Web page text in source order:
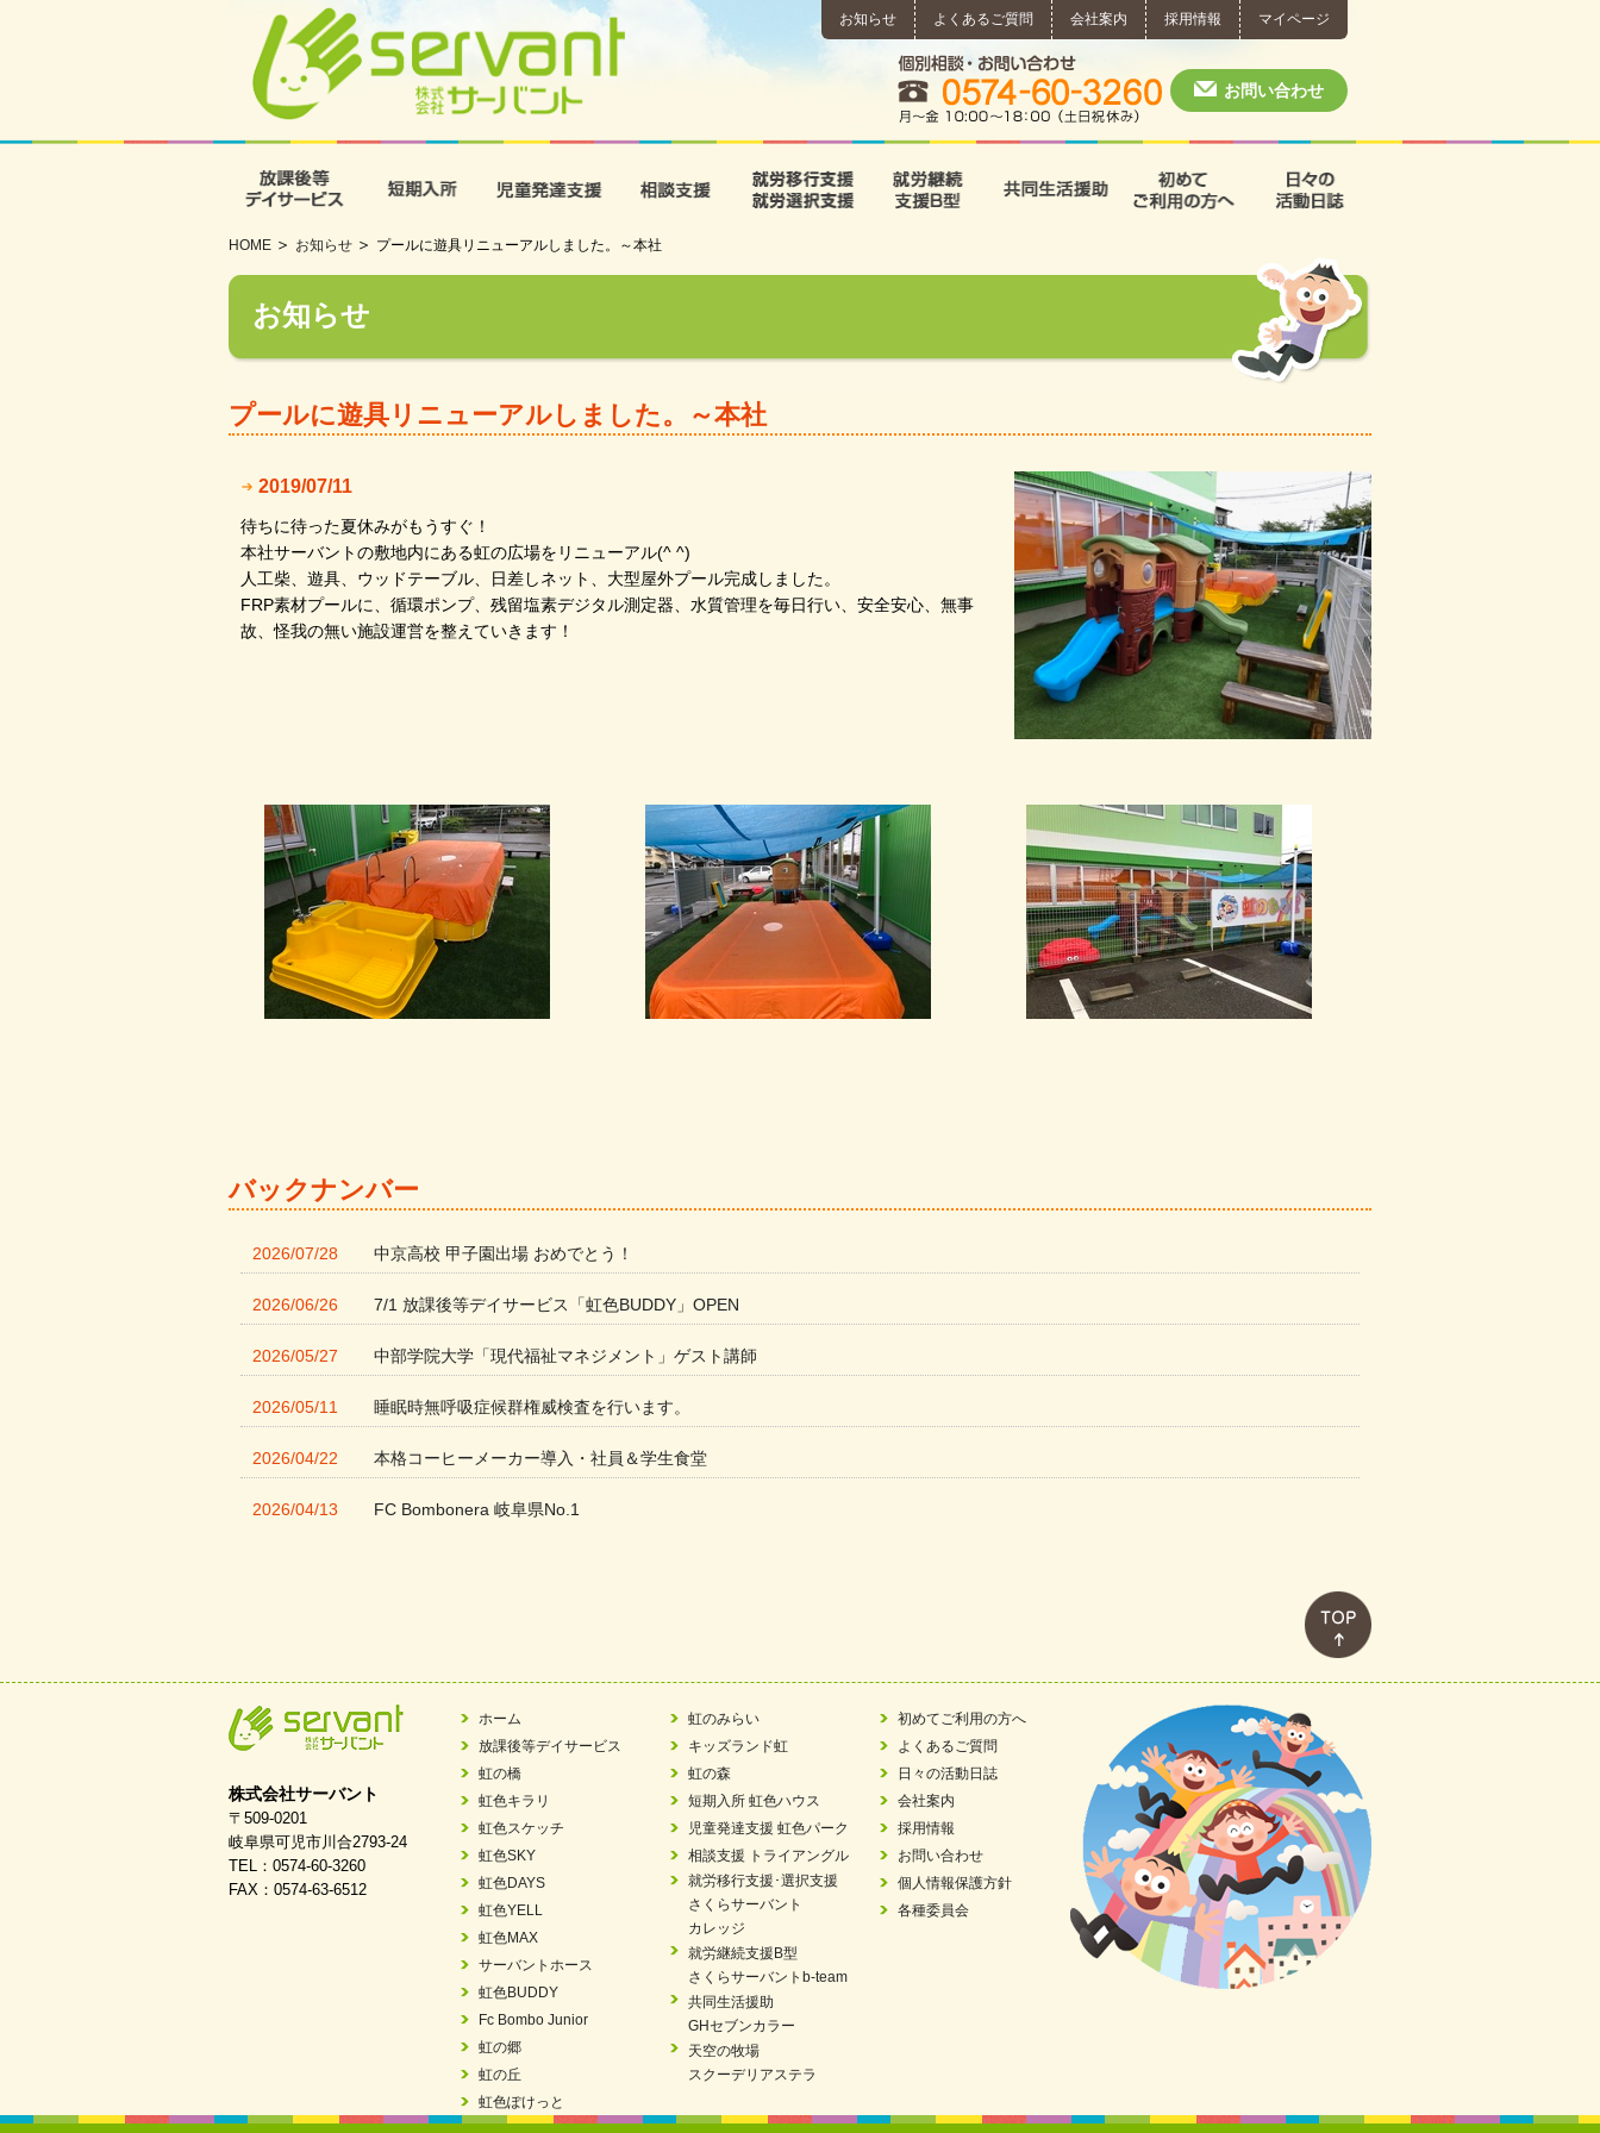
お知らせ よくあるご質問 会社案内 採用情報 マイページ
個別相談・お問い合わせ
お問い合わせ
相談支援 就労移行支援･就労選択支援
HOME お知らせ プールに遊具リニューアルしました。～本社
お知らせ
プールに遊具リニューアルしました。～本社
2019/07/11
待ちに待った夏休みがもうすぐ！
本社サーバントの敷地内にある虹の広場をリニューアル(^ ^)
人工柴、遊具、ウッドテーブル、日差しネット、大型屋外プール完成しました。
FRP素材プールに、循環ポンプ、残留塩素デジタル測定器、水質管理を毎日行い、安全安心、無事
故、怪我の無い施設運営を整えていきます！
バックナンバー
2026/07/28 中京高校 甲子園出場 おめでとう！
2026/06/26 7/1 放課後等デイサービス「虹色BUDDY」OPEN
2026/05/27 中部学院大学「現代福祉マネジメント」ゲスト講師
2026/05/11 睡眠時無呼吸症候群権威検査を行います。
2026/04/22 本格コーヒーメーカー導入・社員＆学生食堂
2026/04/13 FC Bombonera 岐阜県No.1
2026/02/06 岐阜県「働いてもらい方改革」優良事例集に掲載されました
FC ボンボ ジュニア 稼働中 ～体験募集しています。
2025/06/10
2025/05/07 2025年6月中旬 OPEN 放課後等デイサービス「Fc Bombo Junior」
餅つき大会を開催しました
「可児の企業魅力発見フェア」に出展しました
就労継続支援B型「エコボール」事業を始めました
スヌーズレンルームを設置しました・可茂自悠学舎
2024/08/26 「ぎふSDGs推進パートナー登録制度」シルバーパートナーに登録されました。
株式会社サーバント
〒509-0201
岐阜県可児市川合2793-24
TEL：0574-60-3260
FAX：0574-63-6512
ホーム
放課後等デイサービス
虹の橋
虹色キラリ
虹色スケッチ
虹色SKY
虹色DAYS
虹色YELL
虹色MAX
サーバントホース
虹色BUDDY
Fc Bombo Junior
虹の郷
虹の丘
虹色ぽけっと
虹のみらい
キッズランド虹
虹の森
短期入所 虹色ハウス
児童発達支援 虹色パーク
相談支援 トライアングル
就労移行支援･選択支援
さくらサーバント
カレッジ
就労継続支援B型
さくらサーバントb-team
共同生活援助
GHセブンカラー
天空の牧場
スクーデリアステラ
初めてご利用の方へ
よくあるご質問
日々の活動日誌
会社案内
採用情報
お問い合わせ
個人情報保護方針
各種委員会